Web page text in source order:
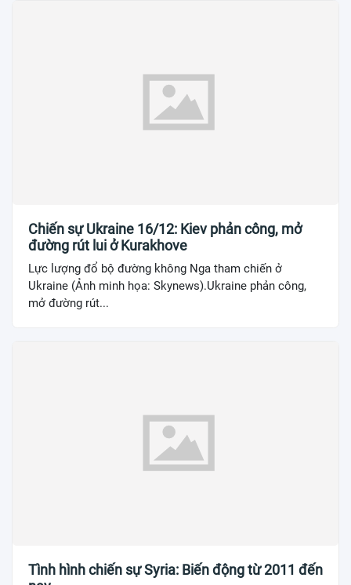
Chiến sự Ukraine 16/12: Kiev phản công, mở
đường rút lui ở Kurakhove
Lực lượng đổ bộ đường không Nga tham chiến ở
Ukraine (Ảnh minh họa: Skynews).Ukraine phản công,
mở đường rút...
Tình hình chiến sự Syria: Biến động từ 2011 đến